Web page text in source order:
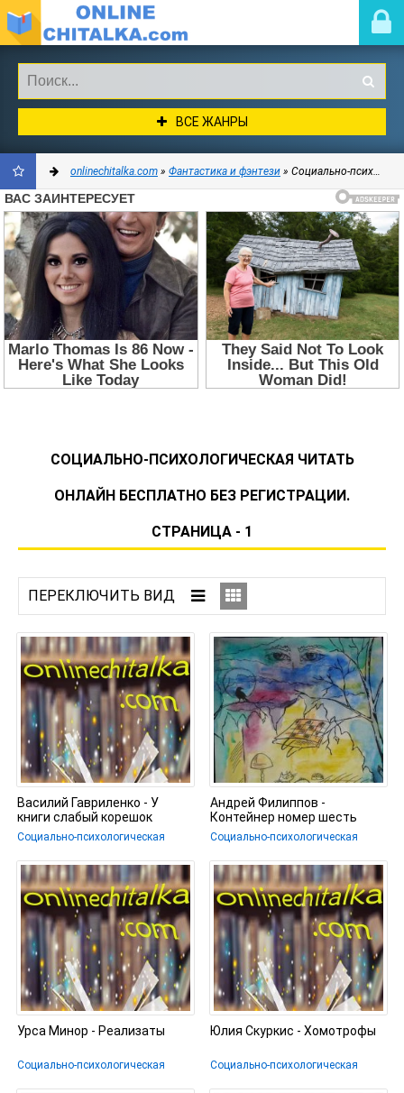
ВСЕ ЖАНРЫ
ДОБАВИТЬ
В
ЗАКЛАДКИ
onlinechitalka.com » Фантастика и фэнтези » Социально-психологическая
СОЦИАЛЬНО-ПСИХОЛОГИЧЕСКАЯ ЧИТАТЬ
ОНЛАЙН БЕСПЛАТНО БЕЗ РЕГИСТРАЦИИ.
СТРАНИЦА - 1
Василий Гавриленко - У
книги слабый корешок
Социально-психологическая
Андрей Филиппов -
Контейнер номер шесть
Социально-психологическая
Урса Минор - Реализаты
Социально-психологическая
Юлия Скуркис - Хомотрофы
Социально-психологическая